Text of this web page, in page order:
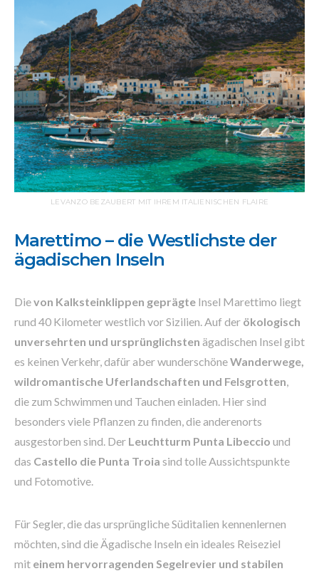
LEVANZO BEZAUBERT MIT IHREM ITALIENISCHEN FLAIRE
Marettimo – die Westlichste der
ägadischen Inseln
Dievon Kalksteinklippen geprägte Insel Marettimo liegt
rund 40 Kilometer westlich vor Sizilien. Auf der ökologisch
unversehrten und ursprünglichsten ägadischen Insel gibt
es keinen Verkehr, dafür aber wunderschöneWanderwege,
wildromantische Uferlandschaften und Felsgrotten,
die zum Schwimmen und Tauchen einladen. Hier sind
besonders viele Pflanzen zu finden, die anderenorts
ausgestorben sind. Der Leuchtturm Punta Libeccio und
das Castello die Punta Troia sind tolle Aussichtspunkte
und Fotomotive.
Für Segler, die das ursprüngliche Süditalien kennenlernen
möchten, sind die Ägadische Inseln ein ideales Reiseziel
mit einem hervorragenden Segelrevier und stabilen